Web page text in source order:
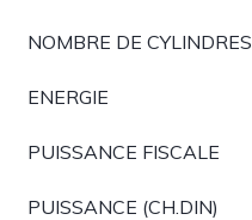
NOMBRE DE CYLINDRES
ENERGIE
PUISSANCE FISCALE
PUISSANCE (CH.DIN)